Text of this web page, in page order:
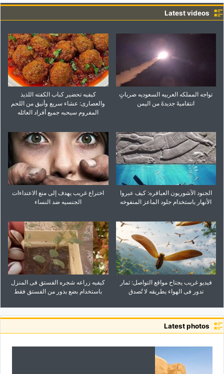
Latest videos
تواجه المملکه العربیه السعودیه ضرباتٍ
انتقامیهً جدیدهً من الیمن
کیفیه تحضیر کباب الکفته اللذیذ
والعصاری: عشاء سریع وأنیق من اللحم
المفروم سیحبه جمیع أفراد العائله
الجنود الآشوریون العباقره: کیف عبروا
الأنهار باستخدام جلود الماعز المنفوخه
اختراع غریب یهدف إلى منع الاعتداءات
الجنسیه ضد النساء
فیدیو غریب یجتاح مواقع التواصل: ثمار
تدور فی الهواء بطریقه لا تُصدق
کیفیه زراعه شجره الفستق فی المنزل
باستخدام بضع بذور من الفستق فقط
Latest photos